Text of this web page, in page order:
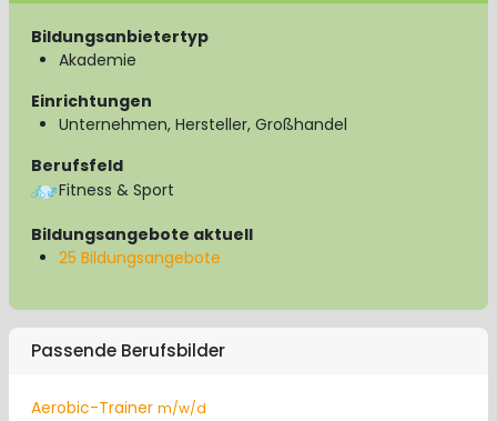
Bildungsanbietertyp
Akademie
Einrichtungen
Unternehmen, Hersteller, Großhandel
Berufsfeld
Fitness & Sport
Bildungsangebote aktuell
25 Bildungsangebote
Passende Berufsbilder
Aerobic-Trainer m/w/d